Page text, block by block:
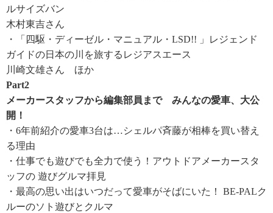
ルサイズバン
木村東吉さん
・「四駆・ディーゼル・マニュアル・LSD!! 」レジェンド
ガイドの日本の川を旅するレジアスエース
川崎文雄さん ほか
Part2
メーカースタッフから編集部員まで みんなの愛車、大公
開！
・6年前紹介の愛車3台は…シェルパ斉藤が相棒を買い替え
る理由
・仕事でも遊びでも全力で使う！アウトドアメーカースタ
ッフの 遊びグルマ拝見
・最高の思い出はいつだって愛車がそばにいた！ BE-PALク
ルーのソト遊びとクルマ